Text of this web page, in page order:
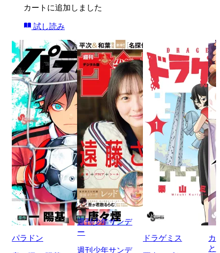
カートに追加しました
試し読み
パラドン
週刊少年サンデ
ー
週刊少年サンデ
ドラゲミス
カ
と